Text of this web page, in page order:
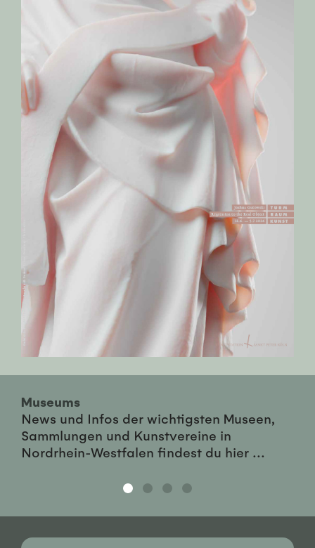
Museums
News und Infos der wichtigsten Museen,
Sammlungen und Kunstvereine in
Nordrhein-Westfalen findest du hier ...